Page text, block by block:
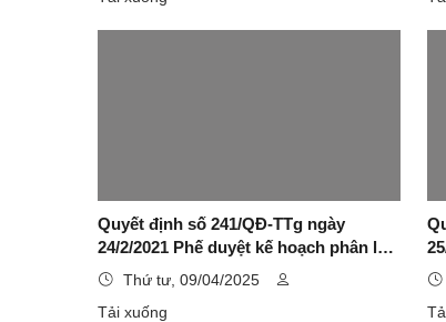
Quyết định số 241/QĐ-TTg ngày
24/2/2021 Phế duyệt kế hoạch phân loại
đô thị toàn quốc giai đoạn 2021-2030
Thứ tư, 09/04/2025
Tải xuống